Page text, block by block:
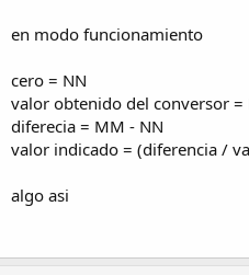
en modo funcionamiento
cero = NN
valor obtenido del conversor =
diferecia = MM - NN
valor indicado = (diferencia /
algo asi